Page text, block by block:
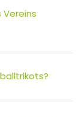
Vereins